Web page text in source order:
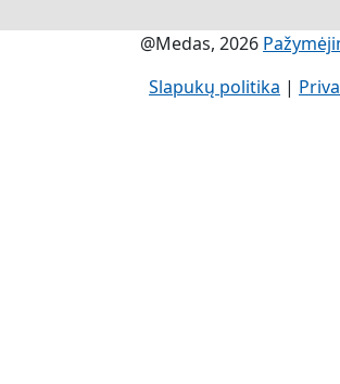
@Medas, 2026
Slapukų politika |